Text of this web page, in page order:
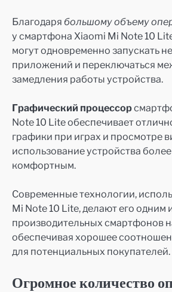
Благодаря большому объему
у смартфона Xiaomi Mi Note 10
могут одновременно запускать
приложений и переключаться
замедления работы устройства.
Графический процессор
Note 10 Lite обеспечивает
графики при играх и просмотре
использование устройства
комфортным.
Современные технологии,
Mi Note 10 Lite, делают его одним
производительных смартфонов
обеспечивая хорошее
для потенциальных покупателей.
Огромное количество